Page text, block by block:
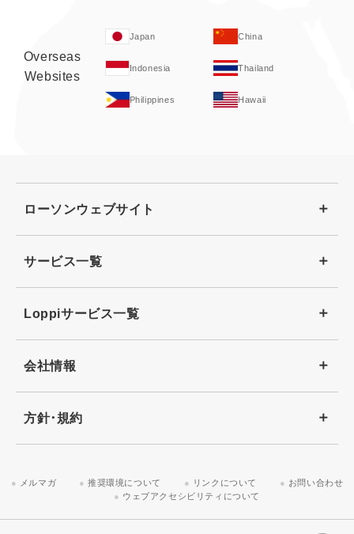
Overseas
Websites
Japan China
Indonesia Thailand
Philippines Hawaii
ローソンウェブサイト
サービス一覧
Loppiサービス一覧
会社情報
方針･規約
メルマガ 推奨環境について リンクについて
お問い合わせ
ウェブアクセシビリティについて